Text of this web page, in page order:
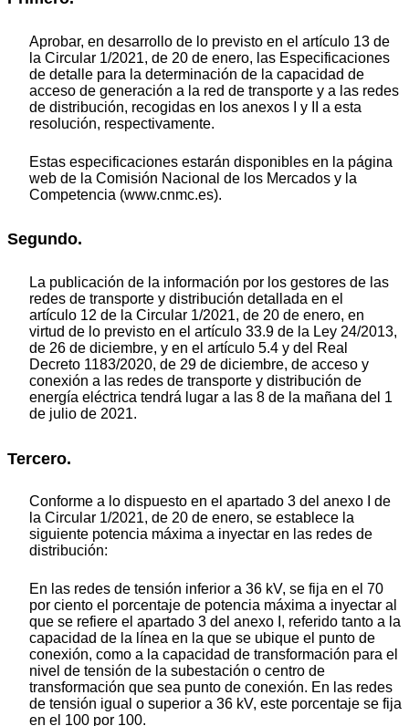
Aprobar, en desarrollo de lo previsto en el artículo 13 de
la Circular 1/2021, de 20 de enero, las Especificaciones
de detalle para la determinación de la capacidad de
acceso de generación a la red de transporte y a las redes
de distribución, recogidas en los anexos I y II a esta
resolución, respectivamente.
Estas especificaciones estarán disponibles en la página
web de la Comisión Nacional de los Mercados y la
Competencia (www.cnmc.es).
Segundo.
La publicación de la información por los gestores de las
redes de transporte y distribución detallada en el
artículo 12 de la Circular 1/2021, de 20 de enero, en
virtud de lo previsto en el artículo 33.9 de la Ley 24/2013,
de 26 de diciembre, y en el artículo 5.4 y del Real
Decreto 1183/2020, de 29 de diciembre, de acceso y
conexión a las redes de transporte y distribución de
energía eléctrica tendrá lugar a las 8 de la mañana del 1
de julio de 2021.
Tercero.
Conforme a lo dispuesto en el apartado 3 del anexo I de
la Circular 1/2021, de 20 de enero, se establece la
siguiente potencia máxima a inyectar en las redes de
distribución:
En las redes de tensión inferior a 36 kV, se fija en el 70
por ciento el porcentaje de potencia máxima a inyectar al
que se refiere el apartado 3 del anexo I, referido tanto a la
capacidad de la línea en la que se ubique el punto de
conexión, como a la capacidad de transformación para el
nivel de tensión de la subestación o centro de
transformación que sea punto de conexión. En las redes
de tensión igual o superior a 36 kV, este porcentaje se fija
en el 100 por 100.